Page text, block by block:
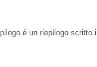
è un riepilogo